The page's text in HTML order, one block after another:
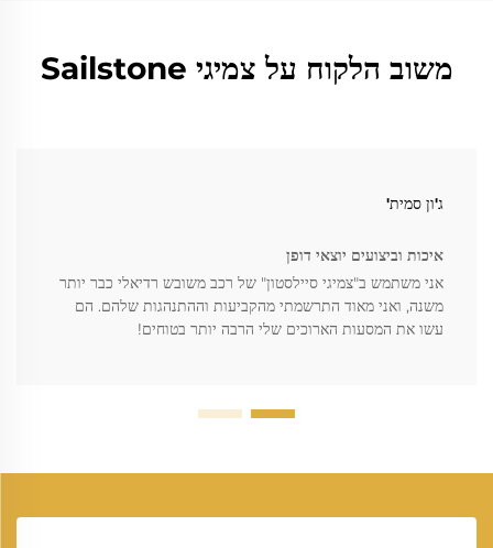
משוב הלקוח על צמיגי Sailstone
ג'ון סמית'
איכות וביצועים יוצאי דופן
אני משתמש ב"צמיגי סיילסטון" של רכב משובש רדיאלי כבר יותר
משנה, ואני מאוד התרשמתי מהקביעות וההתנהגות שלהם. הם
עשו את המסעות הארוכים שלי הרבה יותר בטוחים!